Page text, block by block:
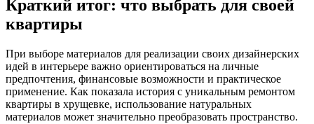
Краткий итог: что выбрать для своей
квартиры
При выборе материалов для реализации своих дизайнерских
идей в интерьере важно ориентироваться на личные
предпочтения, финансовые возможности и практическое
применение. Как показала история с уникальным ремонтом
квартиры в хрущевке, использование натуральных
материалов может значительно преобразовать пространство.